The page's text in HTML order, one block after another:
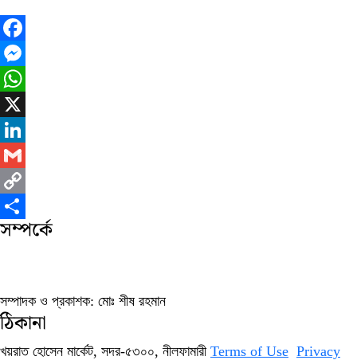
Facebook
Messenger
WhatsApp
X
LinkedIn
Gmail
Copy
Link
Share
সম্পর্কে
সম্পাদক ও প্রকাশক: মোঃ শীষ রহমান
ঠিকানা
খয়রাত হোসেন মার্কেট, সদর-৫৩০০, নীলফামারী Terms of Use Privacy